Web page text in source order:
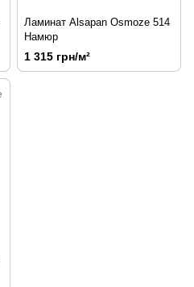
Ламинат Alsapan Osmoze 514
Намюр
1 315 грн/м²